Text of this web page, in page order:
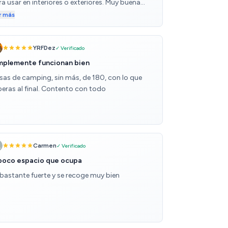
usar en interiores o exteriores. Muy buena
calidad-precio.
más
YRFDez✓ Verificado
funcionan bien
de camping, sin más, de 180, con lo que
al final. Contento con todo
Carmen✓ Verificado
espacio que ocupa
fuerte y se recoge muy bien